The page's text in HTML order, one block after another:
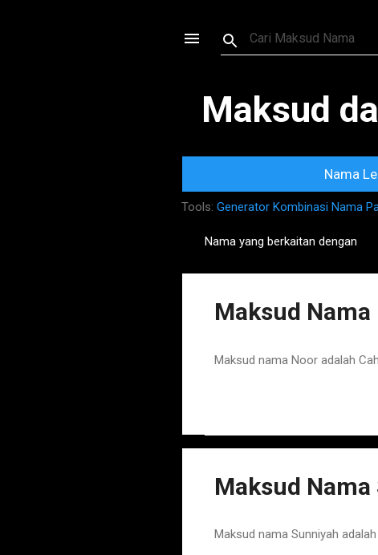
Maksud
Nama
Tools: Generator Kombinasi Nama
o
Nama yang berkaitan dengan
Maksud
Maksud nama Noor adalah
Maksud
Maksud nama Sunniyah